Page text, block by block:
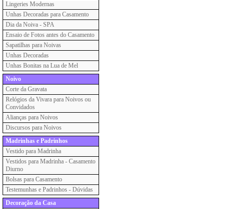
Lingeries Modernas
Unhas Decoradas para Casamento
Dia da Noiva - SPA
Ensaio de Fotos antes do Casamento
Sapatilhas para Noivas
Unhas Decoradas
Unhas Bonitas na Lua de Mel
Noivo
Corte da Gravata
Relógios da Vivara para Noivos ou
Convidados
Alianças para Noivos
Discursos para Noivos
Madrinhas e Padrinhos
Vestido para Madrinha
Vestidos para Madrinha - Casamento
Diurno
Bolsas para Casamento
Testemunhas e Padrinhos - Dúvidas
Decoração da Casa